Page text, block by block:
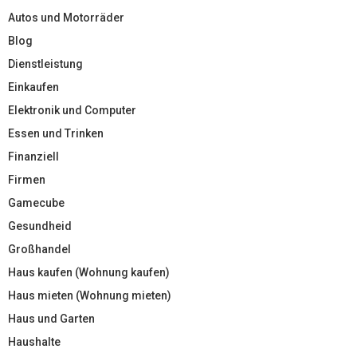
Autos und Motorräder
Blog
Dienstleistung
Einkaufen
Elektronik und Computer
Essen und Trinken
Finanziell
Firmen
Gamecube
Gesundheid
Großhandel
Haus kaufen (Wohnung kaufen)
Haus mieten (Wohnung mieten)
Haus und Garten
Haushalte